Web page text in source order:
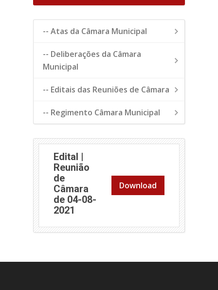
-- Atas da Câmara Municipal
-- Deliberações da Câmara
Municipal
-- Editais das Reuniões de Câmara
-- Regimento Câmara Municipal
Edital |
Reunião
de
Câmara
de 04-08-
2021
Download